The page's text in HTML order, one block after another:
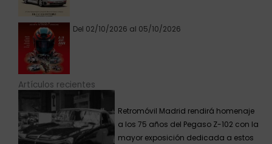
Del 02/10/2026 al 05/10/2026
Artículos recientes
Retromóvil Madrid rendirá homenaje
a los 75 años del Pegaso Z-102 con la
mayor exposición dedicada a estos